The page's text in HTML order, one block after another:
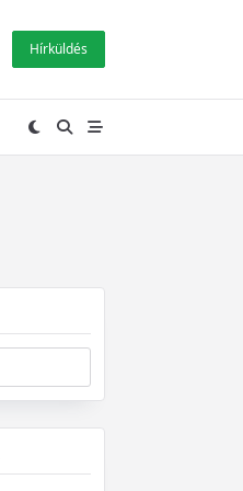
Hírküldés